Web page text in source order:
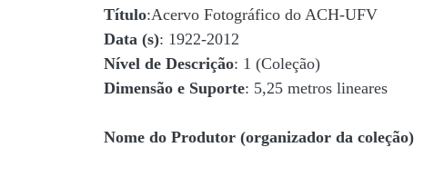
Título:Acervo Fotográfico do ACH-UFV
Data (s): 1922-2012
Nível de Descrição: 1 (Coleção)
Dimensão e Suporte: 5,25 metros lineares
Nome do Produtor (organizador da coleção)